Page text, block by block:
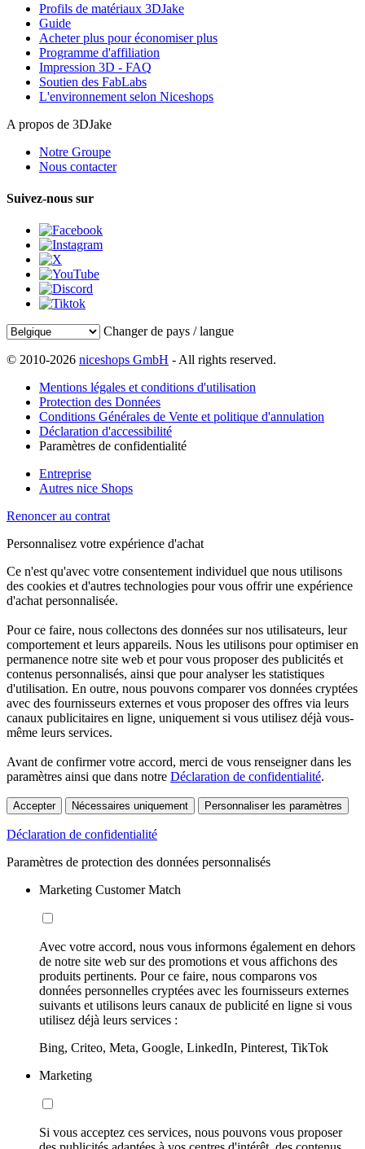
Profils de matériaux 3DJake
Guide
Acheter plus pour économiser plus
Programme d'affiliation
Impression 3D - FAQ
Soutien des FabLabs
L'environnement selon Niceshops
A propos de 3DJake
Notre Groupe
Nous contacter
Suivez-nous sur
Changer de pays / langue
© 2010-2026 niceshops GmbH - All rights reserved.
Mentions légales et conditions d'utilisation
Protection des Données
Conditions Générales de Vente et politique d'annulation
Déclaration d'accessibilité
Paramètres de confidentialité
Entreprise
Autres nice Shops
Renoncer au contrat
Personnalisez votre expérience d'achat
Ce n'est qu'avec votre consentement individuel que nous utilisons
des cookies et d'autres technologies pour vous offrir une expérience
d'achat personnalisée.
Pour ce faire, nous collectons des données sur nos utilisateurs, leur
comportement et leurs appareils. Nous les utilisons pour optimiser en
permanence notre site web et pour vous proposer des publicités et
contenus personnalisés, ainsi que pour analyser les statistiques
d'utilisation. En outre, nous pouvons comparer vos données cryptées
avec des fournisseurs externes et vous proposer des offres via leurs
canaux publicitaires en ligne, uniquement si vous utilisez déjà vous-
même leurs services.
Avant de confirmer votre accord, merci de vous renseigner dans les
paramètres ainsi que dans notre Déclaration de confidentialité.
Accepter Nécessaires uniquement Personnaliser les paramètres
Déclaration de confidentialité
Paramètres de protection des données personnalisés
Marketing Customer Match
Avec votre accord, nous vous informons également en dehors
de notre site web sur des promotions et vous affichons des
produits pertinents. Pour ce faire, nous comparons vos
données personnelles cryptées avec les fournisseurs externes
suivants et utilisons leurs canaux de publicité en ligne si vous
utilisez déjà leurs services :
Bing, Criteo, Meta, Google, LinkedIn, Pinterest, TikTok
Marketing
Si vous acceptez ces services, nous pouvons vous proposer